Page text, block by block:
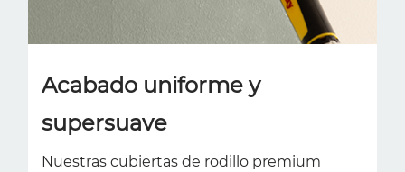
Acabado uniforme y
supersuave
Nuestras cubiertas de rodillo premium